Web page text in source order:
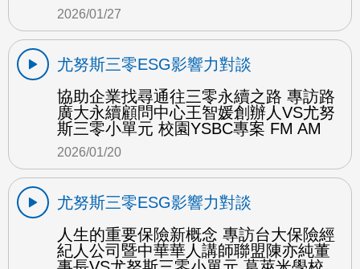
2026/01/27
尤努斯三零ESG影響力對談
協助企業找尋通往三零永續之路 專訪路
廣大永續顧問中心王智媛創辦人VS尤努
斯三零小單元 校園YSBC專案 FM AM
2026/01/20
尤努斯三零ESG影響力對談
人生的重要保險新概念 專訪台大保險經
紀人公司暨中華華人講師聯盟陳亦純董